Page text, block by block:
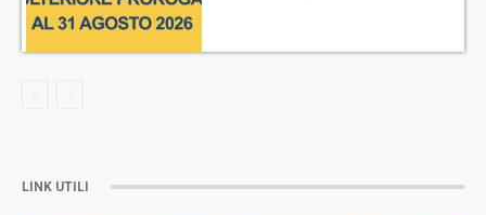
LINK UTILI